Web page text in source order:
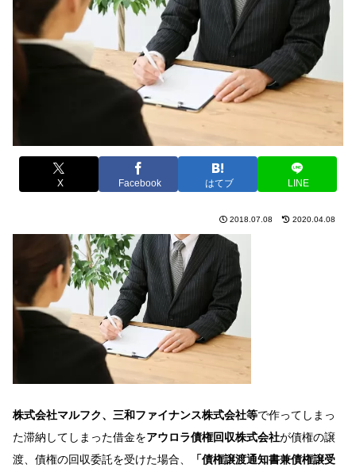
X Facebook はてブ LINE
2018.07.08 2020.04.08
株式会社マルフク、三和ファイナンス株式会社等で作ってしまっ
た滞納してしまった借金をアウロラ債権回収株式会社が債権の譲
渡、債権の回収委託を受けた場合、
「債権譲渡通知書兼債権譲受